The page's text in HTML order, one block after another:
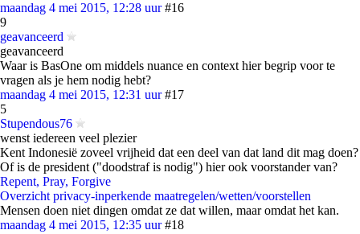
maandag 4 mei 2015, 12:28 uur #16
9
geavanceerd
geavanceerd
Waar is BasOne om middels nuance en context hier begrip voor te
vragen als je hem nodig hebt?
maandag 4 mei 2015, 12:31 uur #17
5
Stupendous76
wenst iedereen veel plezier
Kent Indonesië zoveel vrijheid dat een deel van dat land dit mag doen?
Of is de president ("doodstraf is nodig") hier ook voorstander van?
Repent, Pray, Forgive
Overzicht privacy-inperkende maatregelen/wetten/voorstellen
Mensen doen niet dingen omdat ze dat willen, maar omdat het kan.
maandag 4 mei 2015, 12:35 uur #18